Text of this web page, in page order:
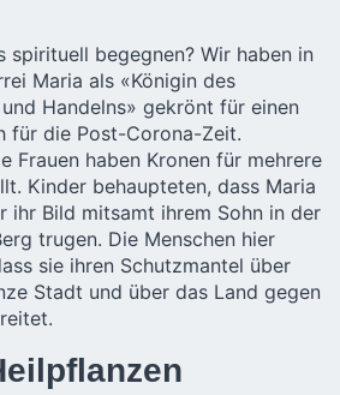
spirituell begegnen? Wir haben in
Maria als «Königin des
Handelns» gekrönt für einen
für die Post-Corona-Zeit.
Frauen haben Kronen für mehrere
Kinder behaupteten, dass Maria
ihr Bild mitsamt ihrem Sohn in der
trugen. Die Menschen hier
sie ihren Schutzmantel über
Stadt und über das Land gegen